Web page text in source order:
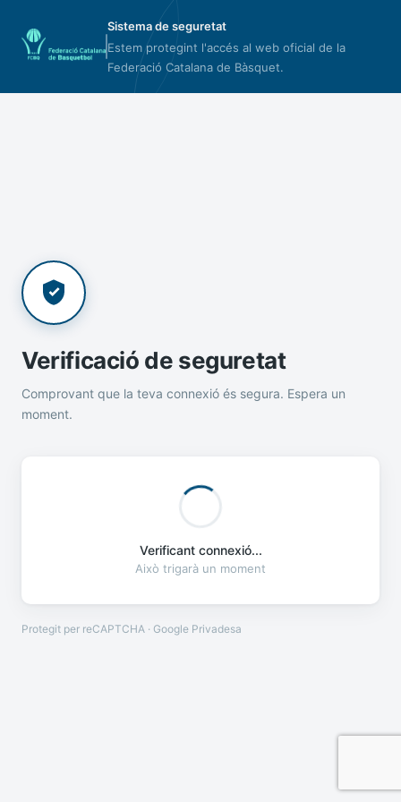
Sistema de seguretat
Estem protegint l'accés al web oficial de la
Federació Catalana de Bàsquet.
Verificació de seguretat
Comprovant que la teva connexió és segura. Espera un
moment.
Verificant connexió...
Això trigarà un moment
Protegit per reCAPTCHA · Google Privadesa